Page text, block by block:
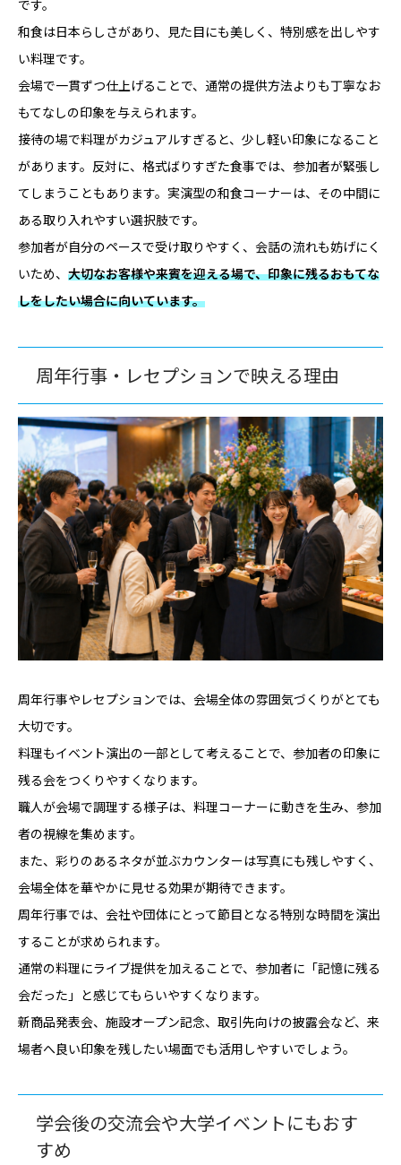
です。
和食は日本らしさがあり、見た目にも美しく、特別感を出しやす
い料理です。
会場で一貫ずつ仕上げることで、通常の提供方法よりも丁寧なお
もてなしの印象を与えられます。
接待の場で料理がカジュアルすぎると、少し軽い印象になること
があります。反対に、格式ばりすぎた食事では、参加者が緊張し
てしまうこともあります。実演型の和食コーナーは、その中間に
ある取り入れやすい選択肢です。
参加者が自分のペースで受け取りやすく、会話の流れも妨げにく
いため、 大切なお客様や来賓を迎える場で、印象に残るおもてな
しをしたい場合に向いています。
周年行事・レセプションで映える理由
周年行事やレセプションでは、会場全体の雰囲気づくりがとても
大切です。
料理もイベント演出の一部として考えることで、参加者の印象に
残る会をつくりやすくなります。
職人が会場で調理する様子は、料理コーナーに動きを生み、参加
者の視線を集めます。
また、彩りのあるネタが並ぶカウンターは写真にも残しやすく、
会場全体を華やかに見せる効果が期待できます。
周年行事では、会社や団体にとって節目となる特別な時間を演出
することが求められます。
通常の料理にライブ提供を加えることで、参加者に「記憶に残る
会だった」と感じてもらいやすくなります。
新商品発表会、施設オープン記念、取引先向けの披露会など、来
場者へ良い印象を残したい場面でも活用しやすいでしょう。
学会後の交流会や大学イベントにもおす
すめ